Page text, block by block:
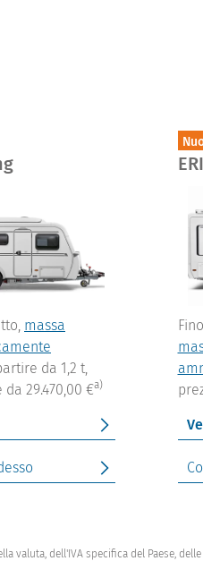
massa
da 1,2 t,
29.470,00 €a)
dell'IVA specifica del Paese,